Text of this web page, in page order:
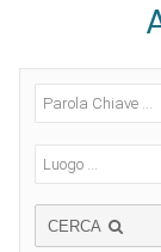
CERCA